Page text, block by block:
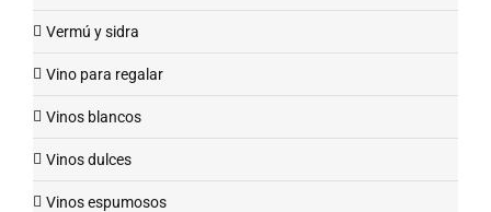
Vermú y sidra
Vino para regalar
Vinos blancos
Vinos dulces
Vinos espumosos